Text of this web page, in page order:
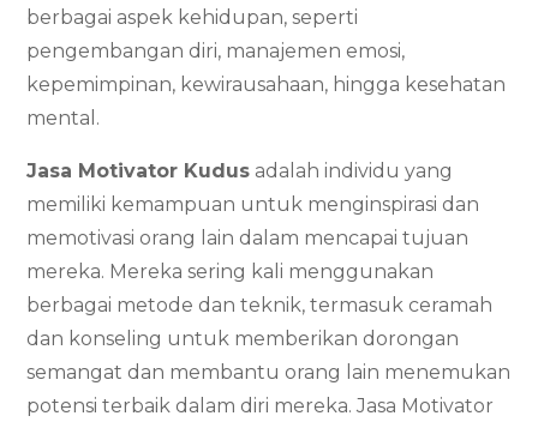
berbagai aspek kehidupan, seperti
pengembangan diri, manajemen emosi,
kepemimpinan, kewirausahaan, hingga kesehatan
mental.
Jasa Motivator Kudus adalah individu yang
memiliki kemampuan untuk menginspirasi dan
memotivasi orang lain dalam mencapai tujuan
mereka. Mereka sering kali menggunakan
berbagai metode dan teknik, termasuk ceramah
dan konseling untuk memberikan dorongan
semangat dan membantu orang lain menemukan
potensi terbaik dalam diri mereka. Jasa Motivator